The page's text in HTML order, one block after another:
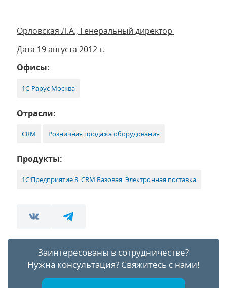
Орловская Л.А., Генеральный директор
Дата 19 августа 2012 г.
Офисы:
1С-Рарус Москва
Отрасли:
CRM Розничная продажа оборудования
Продукты:
1С:Предприятие 8. CRM Базовая. Электронная поставка
Заинтересованы в сотрудничестве?
Нужна консультация? Свяжитесь с нами!